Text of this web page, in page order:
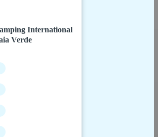
International
Verde